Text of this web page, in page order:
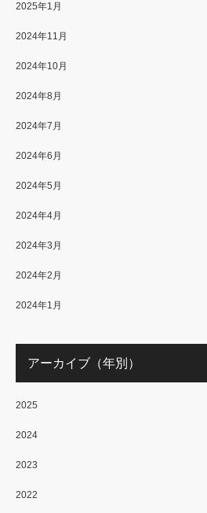
2025年1月
2024年11月
2024年10月
2024年8月
2024年7月
2024年6月
2024年5月
2024年4月
2024年3月
2024年2月
2024年1月
アーカイブ（年別）
2025
2024
2023
2022